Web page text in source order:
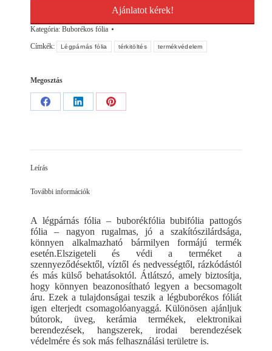
Ajánlatot kérek!
Kategória: Buborékos fólia
Címkék:
Légpárnás fólia térkitöltés termékvédelem
Megosztás
Share
Share
Share
Leírás
További információk
A légpárnás fólia – buborékfólia bubifólia pattogós
fólia – nagyon rugalmas, jó a szakítószilárdsága,
könnyen alkalmazható bármilyen formájú termék
esetén.Elszigeteli és védi a terméket a
szennyeződésektől, víztől és nedvességtől, rázkódástól
és más külső behatásoktól. Átlátszó, amely biztosítja,
hogy könnyen beazonosítható legyen a becsomagolt
áru. Ezek a tulajdonságai teszik a légbuborékos fóliát
igen elterjedt csomagolóanyaggá. Különösen ajánljuk
bútorok, üveg, kerámia termékek, elektronikai
berendezések, hangszerek, irodai berendezések
védelmére és sok más felhasználási területre is.